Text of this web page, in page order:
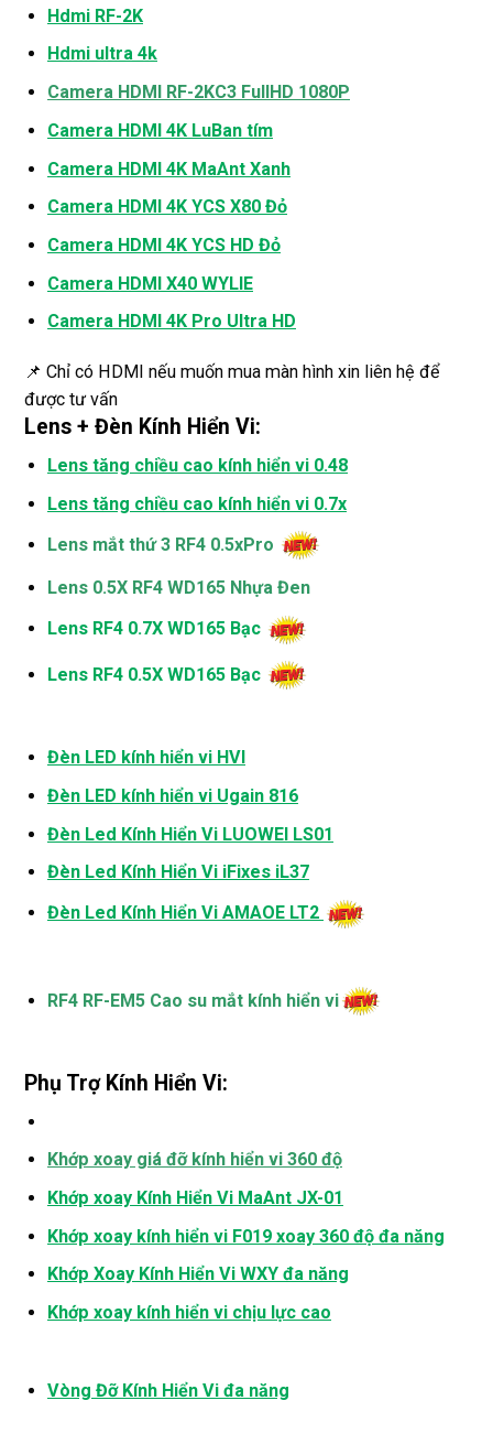
Hdmi RF-2K
Hdmi ultra 4k
Camera HDMI RF-2KC3 FullHD 1080P
Camera HDMI 4K LuBan tím
Camera HDMI 4K MaAnt Xanh
Camera HDMI 4K YCS X80 Đỏ
Camera HDMI 4K YCS HD Đỏ
Camera HDMI X40 WYLIE
Camera HDMI 4K Pro Ultra HD
📌 Chỉ có HDMI nếu muốn mua màn hình xin liên hệ để
được tư vấn
Lens + Đèn Kính Hiển Vi:
Lens tăng chiều cao kính hiển vi 0.48
Lens tăng chiều cao kính hiển vi 0.7x
Lens mắt thứ 3 RF4 0.5xPro
Lens 0.5X RF4 WD165 Nhựa Đen
Lens RF4 0.7X WD165 Bạc
Lens RF4 0.5X WD165 Bạc
Đèn LED kính hiển vi HVI
Đèn LED kính hiển vi Ugain 816
Đèn Led Kính Hiển Vi LUOWEI LS01
Đèn Led Kính Hiển Vi iFixes iL37
Đèn Led Kính Hiển Vi AMAOE LT2
RF4 RF-EM5 Cao su mắt kính hiển vi
Phụ Trợ Kính Hiển Vi:
Khớp xoay giá đỡ kính hiển vi 360 độ
Khớp xoay Kính Hiển Vi MaAnt JX-01
Khớp xoay kính hiển vi F019 xoay 360 độ đa năng
Khớp Xoay Kính Hiển Vi WXY đa năng
Khớp xoay kính hiển vi chịu lực cao
Vòng Đỡ Kính Hiển Vi đa năng